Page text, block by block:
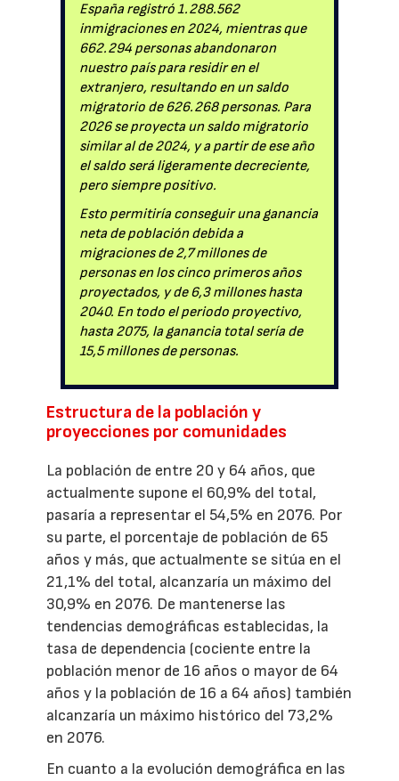
España registró 1.288.562
inmigraciones en 2024, mientras que
662.294 personas abandonaron
nuestro país para residir en el
extranjero, resultando en un saldo
migratorio de 626.268 personas. Para
2026 se proyecta un saldo migratorio
similar al de 2024, y a partir de ese año
el saldo será ligeramente decreciente,
pero siempre positivo.
Esto permitiría conseguir una ganancia
neta de población debida a
migraciones de 2,7 millones de
personas en los cinco primeros años
proyectados, y de 6,3 millones hasta
2040. En todo el periodo proyectivo,
hasta 2075, la ganancia total sería de
15,5 millones de personas.
Estructura de la población y
proyecciones por comunidades
La población de entre 20 y 64 años, que
actualmente supone el 60,9% del total,
pasaría a representar el 54,5% en 2076. Por
su parte, el porcentaje de población de 65
años y más, que actualmente se sitúa en el
21,1% del total, alcanzaría un máximo del
30,9% en 2076. De mantenerse las
tendencias demográficas establecidas, la
tasa de dependencia (cociente entre la
población menor de 16 años o mayor de 64
años y la población de 16 a 64 años) también
alcanzaría un máximo histórico del 73,2%
en 2076.
En cuanto a la evolución demográfica en las